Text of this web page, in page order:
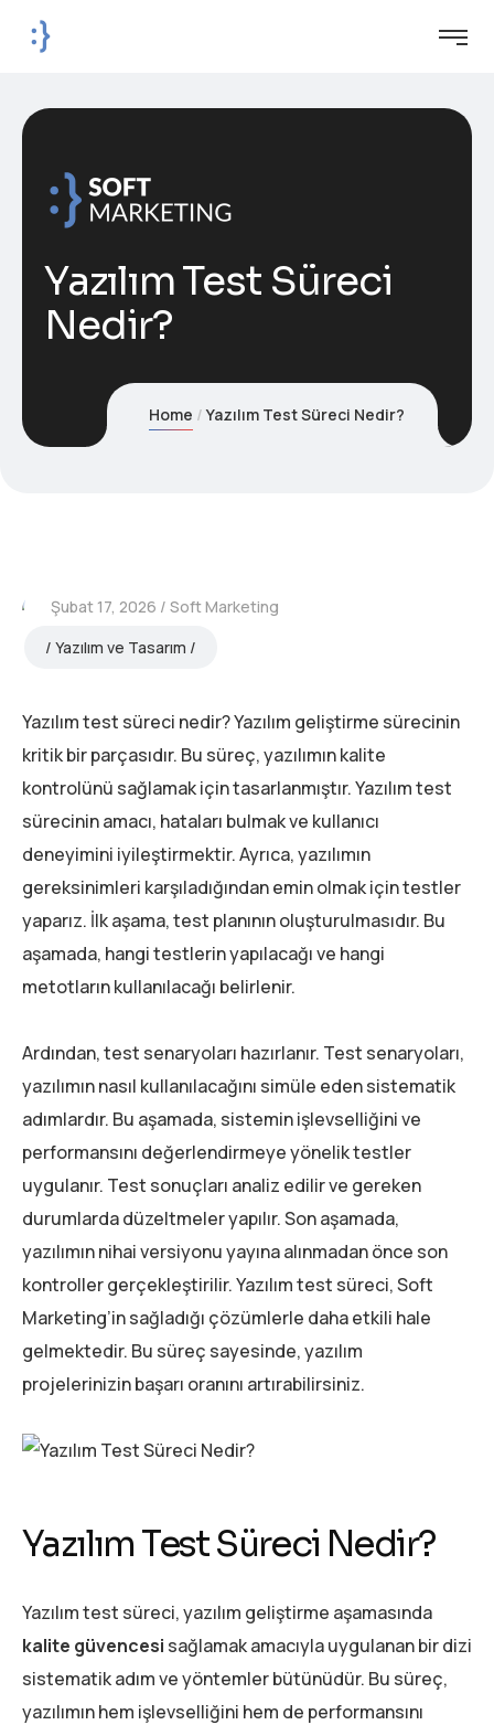
Yazılım Test Süreci
Nedir?
Home Yazılım Test Süreci Nedir?
Şubat 17, 2026
Soft Marketing
Yazılım ve Tasarım
Yazılım test süreci nedir? Yazılım geliştirme sürecinin
kritik bir parçasıdır. Bu süreç, yazılımın kalite
kontrolünü sağlamak için tasarlanmıştır. Yazılım test
sürecinin amacı, hataları bulmak ve kullanıcı
deneyimini iyileştirmektir. Ayrıca, yazılımın
gereksinimleri karşıladığından emin olmak için testler
yaparız. İlk aşama, test planının oluşturulmasıdır. Bu
aşamada, hangi testlerin yapılacağı ve hangi
metotların kullanılacağı belirlenir.
Ardından, test senaryoları hazırlanır. Test senaryoları,
yazılımın nasıl kullanılacağını simüle eden sistematik
adımlardır. Bu aşamada, sistemin işlevselliğini ve
performansını değerlendirmeye yönelik testler
uygulanır. Test sonuçları analiz edilir ve gereken
durumlarda düzeltmeler yapılır. Son aşamada,
yazılımın nihai versiyonu yayına alınmadan önce son
kontroller gerçekleştirilir. Yazılım test süreci, Soft
Marketing’in sağladığı çözümlerle daha etkili hale
gelmektedir. Bu süreç sayesinde, yazılım
projelerinizin başarı oranını artırabilirsiniz.
Yazılım Test Süreci Nedir?
Yazılım test süreci, yazılım geliştirme aşamasında
kalite güvencesi sağlamak amacıyla uygulanan bir dizi
sistematik adım ve yöntemler bütünüdür. Bu süreç,
yazılımın hem işlevselliğini hem de performansını